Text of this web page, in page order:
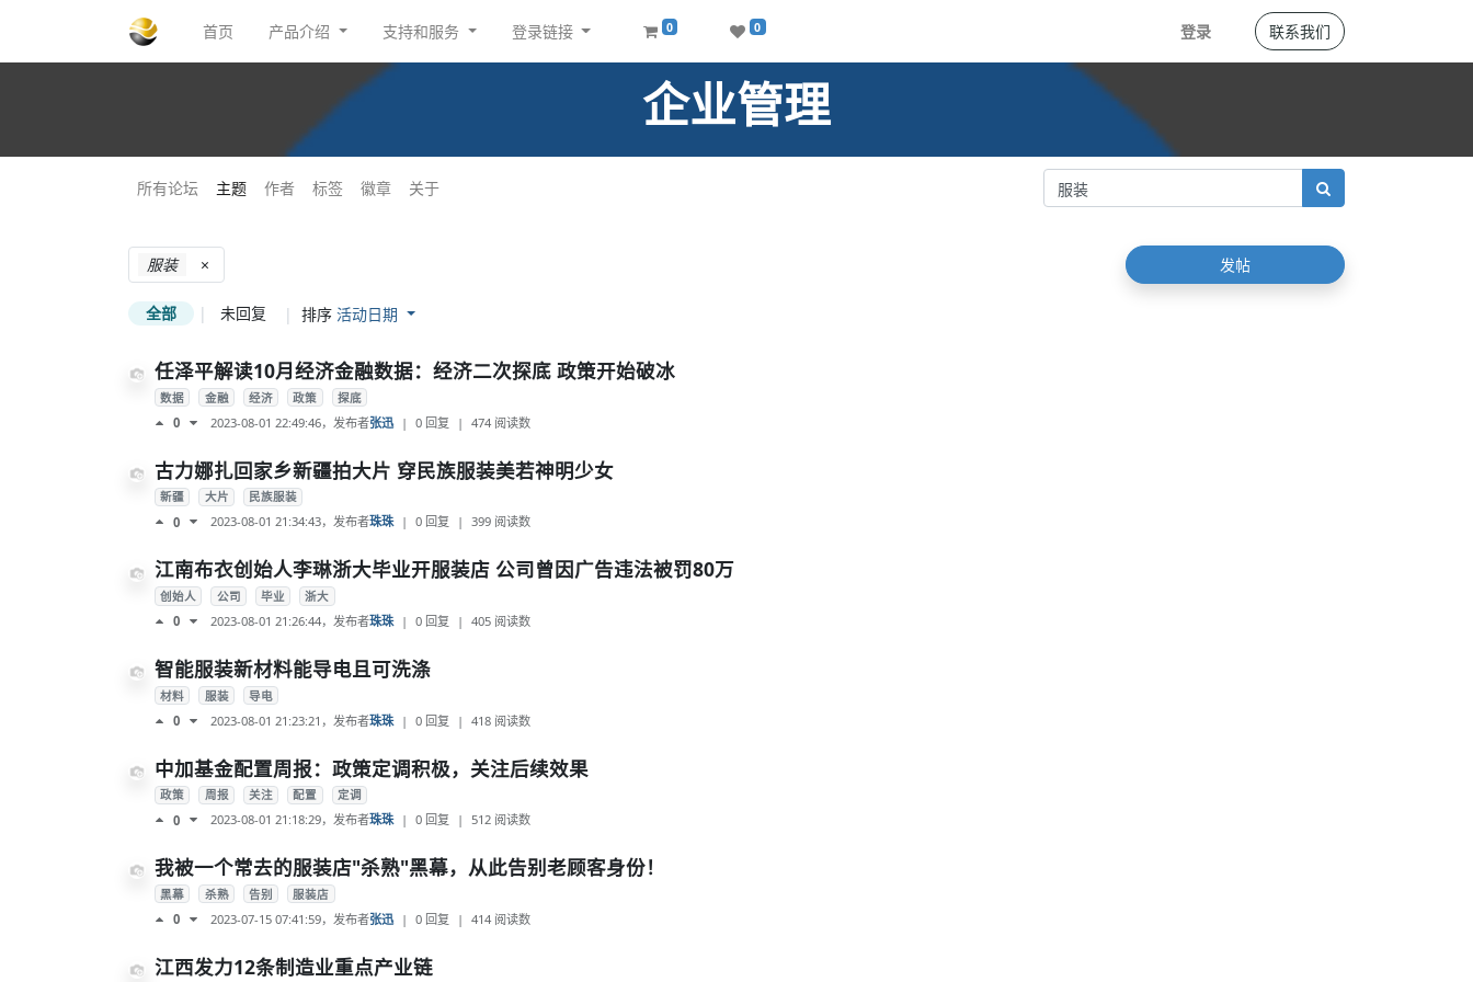
首页 产品介绍 支持和服务 登录链接 0 0 登录 联系我们
企业管理
所有论坛 主题 作者 标签 徽章 关于
服装 × 发帖
全部 | 未回复 | 排序 活动日期
任泽平解读10月经济金融数据：经济二次探底 政策开始破冰
数据 金融 经济 政策 探底
0 2023-08-01 22:49:46，发布者张迅 | 0 回复 | 474阅读数
古力娜扎回家乡新疆拍大片 穿民族服装美若神明少女
新疆 大片 民族服装
0 2023-08-01 21:34:43，发布者珠珠 | 0 回复 | 399 阅读数
江南布衣创始人李琳浙大毕业开服装店 公司曾因广告违法被罚80万
创始人 公司 毕业 浙大
0 2023-08-01 21:26:44，发布者珠珠 | 0 回复 | 405 阅读数
智能服装新材料能导电且可洗涤
材料 服装 导电
0 2023-08-01 21:23:21 ，发布者珠珠 | 0 回复 | 418 阅读数
中加基金配置周报：政策定调积极，关注后续效果
政策 周报 关注 配置 定调
0 2023-08-01 21:18:29，发布者珠珠 | 0 回复 | 512 阅读数
我被一个常去的服装店"杀熟"黑幕，从此告别老顾客身份！
黑幕 杀熟 告别 服装店
0 2023-07-15 07:41:59，发布者张迅 | 0 回复 | 414阅读数
江西发力12条制造业重点产业链